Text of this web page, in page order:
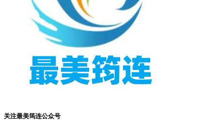
关注最美筠连公众号